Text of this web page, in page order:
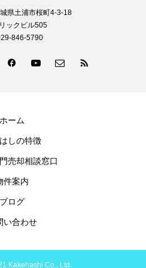
県土浦市桜町4-3-18
ックビル505
846-5790
ホーム
しの特徴
売却相談窓口
件案内
ブログ
い合わせ
Kakehashi Co., Ltd.